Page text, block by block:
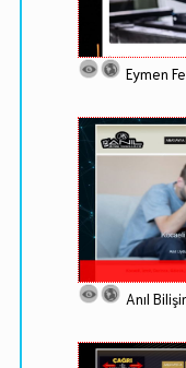
Eymen
Anıl